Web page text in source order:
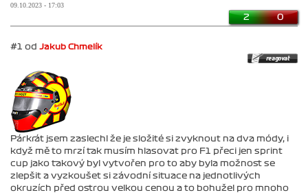
09.10.2023 - 17:03
2 0
#1 od Jakub Chmelík
Párkrát jsem zaslechl že je složité si zvyknout na dva módy, i
když mě to mrzí tak musím hlasovat pro F1 přeci jen sprint
cup jako takový byl vytvořen pro to aby byla možnost se
zlepšit a vyzkoušet si závodní situace na jednotlivých
okruzích před ostrou velkou cenou a to bohužel pro mnoho